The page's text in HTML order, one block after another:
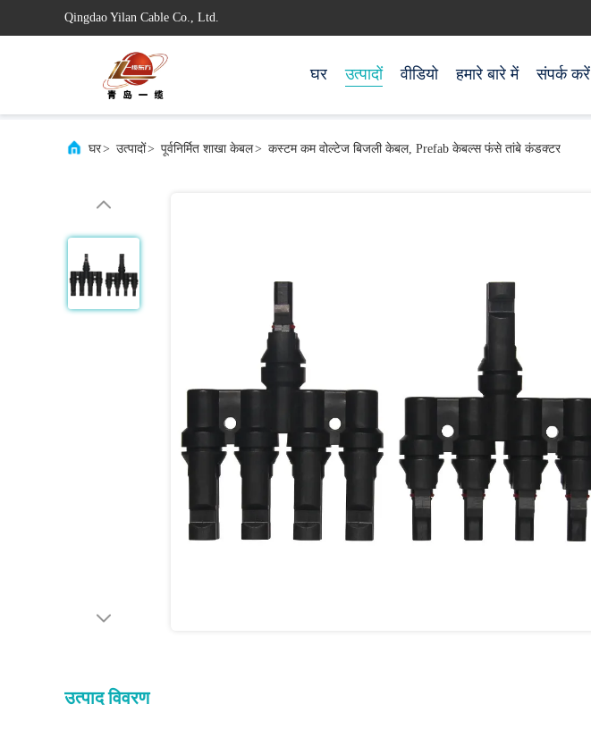
Qingdao Yilan Cable Co., Ltd.
घर उत्पादों वीडियो हमारे बारे में संपर्क करें
घर> उत्पादों> पूर्वनिर्मित शाखा केबल> कस्टम कम वोल्टेज बिजली केबल, Prefab केबल्स फंसे तांबे कंडक्टर
उत्पाद विवरण